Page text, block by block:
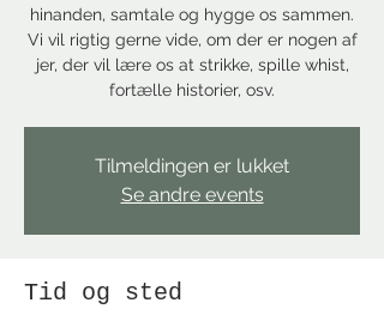
hinanden, samtale og hygge os sammen.
Vi vil rigtig gerne vide, om der er nogen af
jer, der vil lære os at strikke, spille whist,
fortælle historier, osv.
Tilmeldingen er lukket
Se andre events
Tid og sted